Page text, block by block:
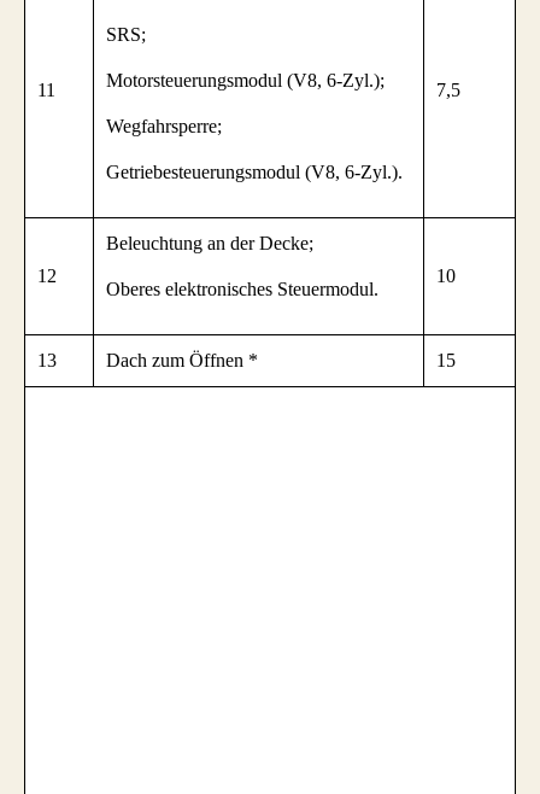
11
SRS;
Motorsteuerungsmodul (V8, 6-Zyl.);
Wegfahrsperre;
Getriebesteuerungsmodul (V8, 6-Zyl.).
7,5
12
Beleuchtung an der Decke;
Oberes elektronisches Steuermodul.
10
13 Dach zum Öffnen * 15